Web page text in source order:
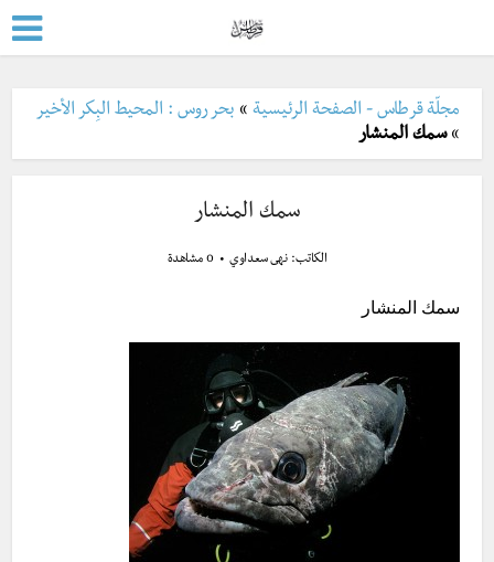
مجلّة قرطاس - الصفحة الرئيسية » بحر روس : المحيط البِكر الأخير
»سمك المنشار
سمك المنشار
الكاتب:نهى سعداوي 0 مشاهدة
سمك المنشار